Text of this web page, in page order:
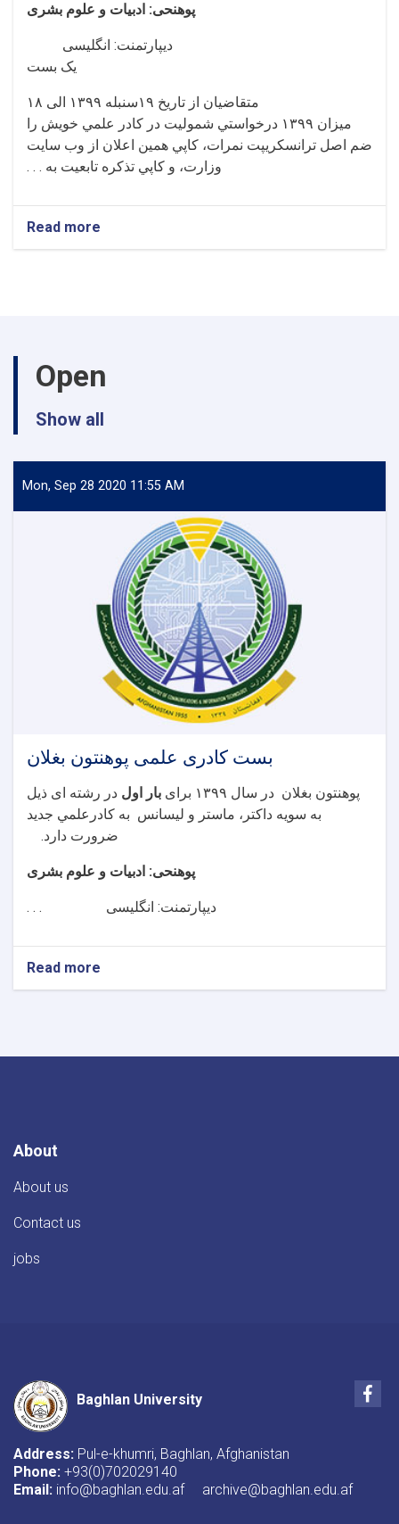
پوهنحی: ادبیات و علوم بشری
دیپارتمنت: انگلیسی
یک بست
متقاضيان از تاريخ ۱۹سنبله ۱۳۹۹ الی ۱۸
میزان ۱۳۹۹ درخواستي شموليت در کادر علمي خويش را
ضم اصل ترانسکريپت نمرات، کاپي همين اعلان از وب سايت
وزارت، و کاپي تذکره تابعيت به . . .
Read more
Open
Show all
Mon, Sep 28 2020 11:55 AM
بست کادری علمی پوهنتون بغلان
پوهنتون بغلان در سال ۱۳۹۹ برای بار اول در رشته ای ذيل
به سويه داکتر، ماستر و لیسانس به کادرعلمي جديد
ضرورت دارد.
پوهنحی: ادبیات و علوم بشری
دیپارتمنت: انگلیسی . . .
Read more
بست
بغلان
About
About us
Contact us
jobs
Baghlan University
Address: Pul-e-khumri, Baghlan, Afghanistan
Phone: +93(0)702029140
Email: info@baghlan.edu.af archive@baghlan.edu.af